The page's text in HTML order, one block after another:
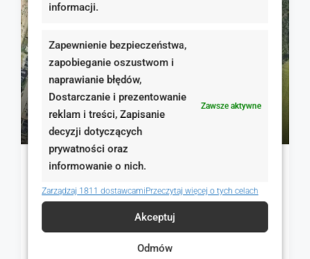
informacji.
Zapewnienie bezpieczeństwa,
zapobieganie oszustwom i
naprawianie błędów,
Dostarczanie i prezentowanie
reklam i treści, Zapisanie
decyzji dotyczących
prywatności oraz
informowanie o nich.
Zawsze aktywne
Zarządzaj 1811 dostawcamiPrzeczytaj więcej o tych celach
Akceptuj
Odmów
310 000 zł
500 zł
Kamionki, gotowa inwestycja: Działka 620m² +
Pozwo